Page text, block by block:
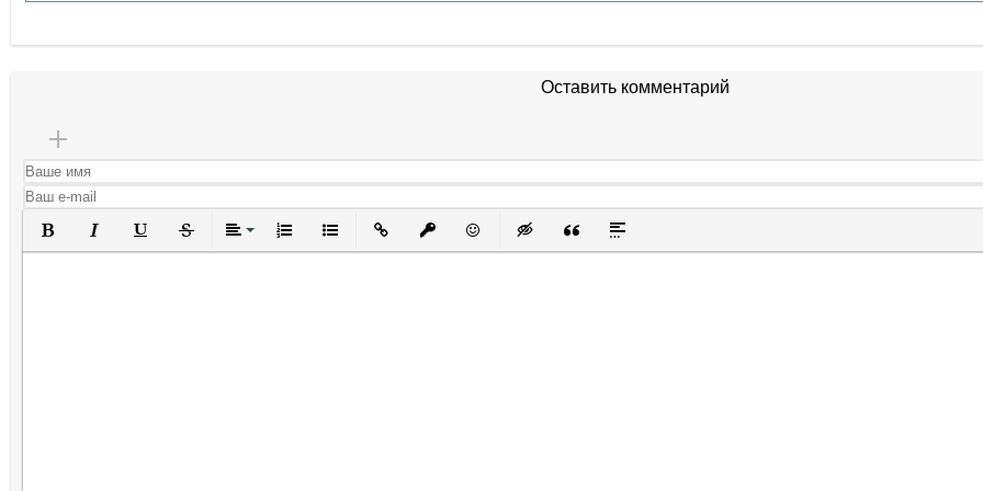
Оставить комментарий
Полужирный
КурсивПодчеркнутый
ЗачеркнутыйВыравнивание
Нумерованный список
Маркированный список
Вставить ссылку
Вставить защищенную ссылку
Вставить смайлик
Вставка скрытого текста
Вставка цитаты
Вставка спойлера